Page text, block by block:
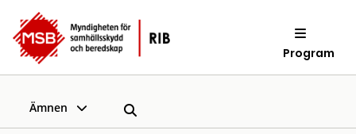
Program
Ämnen